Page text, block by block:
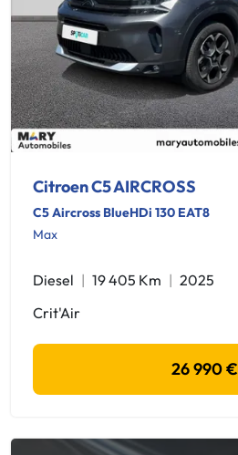
Citroen C5 AIRCROSS
C5 Aircross BlueHDi 130 EAT8
Max
Diesel 19 405 Km
2025
Crit'Air
26 990 €